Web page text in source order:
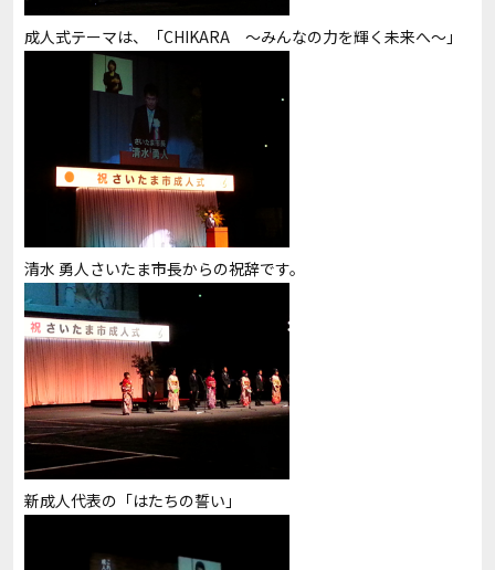
成人式テーマは、「CHIKARA ～みんなの力を輝く未来へ～」
清水 勇人さいたま市長からの祝辞です。
新成人代表の「はたちの誓い」